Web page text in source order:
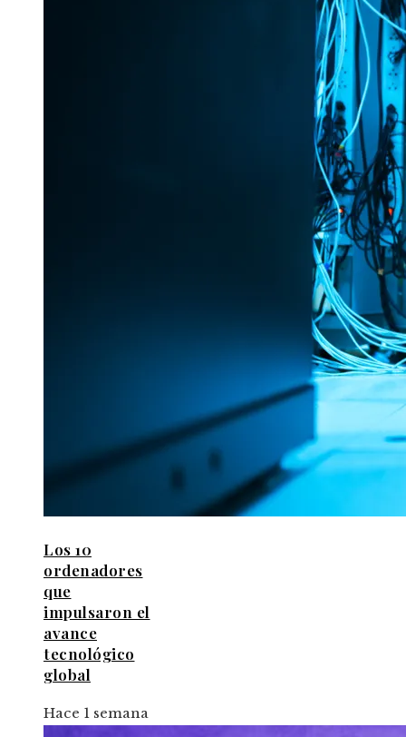
Los 10
ordenadores
que
impulsaron el
avance
tecnológico
global
Hace 1 semana